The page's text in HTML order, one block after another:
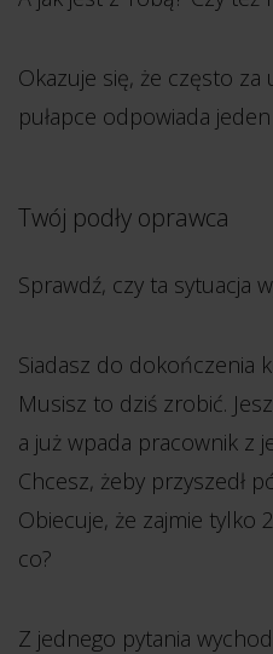
Okazuje się, że często
pułapce odpowiada
Twój podły oprawca
Sprawdź, czy ta sytuacja
Siadasz do dokończenia
Musisz to dziś zrobić.
a już wpada pracownik z
Chcesz, żeby przyszedł
Obiecuje, że zajmie tylko
co?
Z jednego pytania